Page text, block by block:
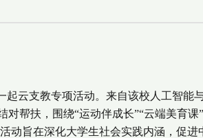
云支教专项活动。来自该校人工智能
帮扶，围绕“运动伴成长”“云端美育课
动旨在深化大学生社会实践内涵，促进